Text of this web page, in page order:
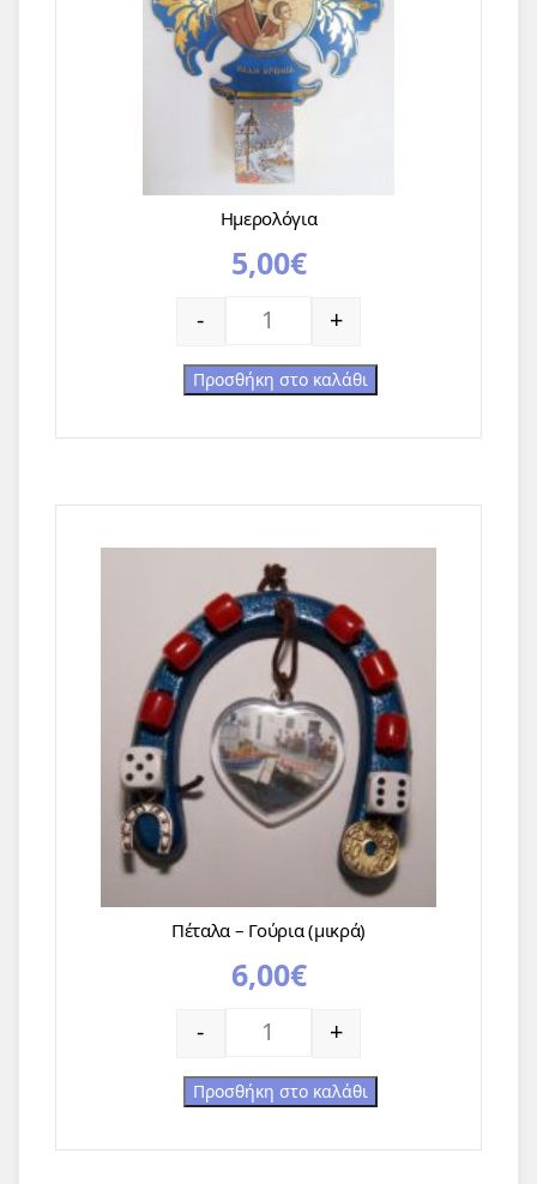
Ημερολόγια
5,00€
Ημερολόγια ποσότητα
- +
Προσθήκη στο καλάθι
Πέταλα – Γούρια (μικρά)
6,00€
Πέταλα - Γούρια (μικρά) ποσότητα
- +
Προσθήκη στο καλάθι